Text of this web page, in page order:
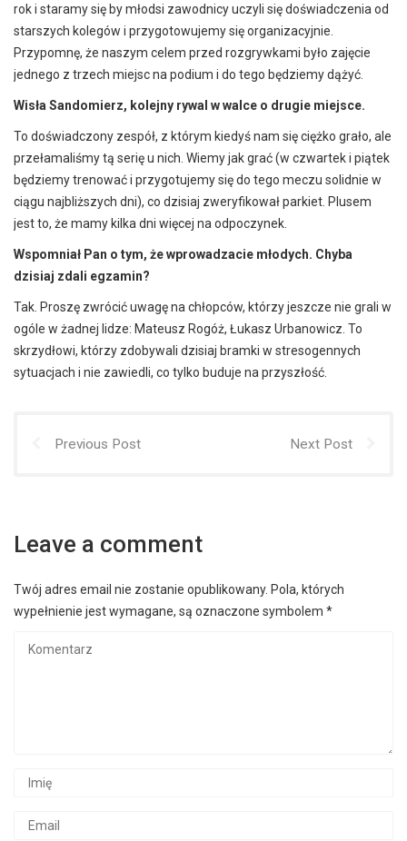
rok i staramy się by młodsi zawodnicy uczyli się doświadczenia od
starszych kolegów i przygotowujemy się organizacyjnie.
Przypomnę, że naszym celem przed rozgrywkami było zajęcie
jednego z trzech miejsc na podium i do tego będziemy dążyć.
Wisła Sandomierz, kolejny rywal w walce o drugie miejsce.
To doświadczony zespół, z którym kiedyś nam się ciężko grało, ale
przełamaliśmy tą serię u nich. Wiemy jak grać (w czwartek i piątek
będziemy trenować i przygotujemy się do tego meczu solidnie w
ciągu najbliższych dni), co dzisiaj zweryfikował parkiet. Plusem
jest to, że mamy kilka dni więcej na odpoczynek.
Wspomniał Pan o tym, że wprowadzacie młodych. Chyba
dzisiaj zdali egzamin?
Tak. Proszę zwrócić uwagę na chłopców, którzy jeszcze nie grali w
ogóle w żadnej lidze: Mateusz Rogóż, Łukasz Urbanowicz. To
skrzydłowi, którzy zdobywali dzisiaj bramki w stresogennych
sytuacjach i nie zawiedli, co tylko buduje na przyszłość.
Previous Post Next Post
Leave a comment
Twój adres email nie zostanie opublikowany. Pola, których
wypełnienie jest wymagane, są oznaczone symbolem *